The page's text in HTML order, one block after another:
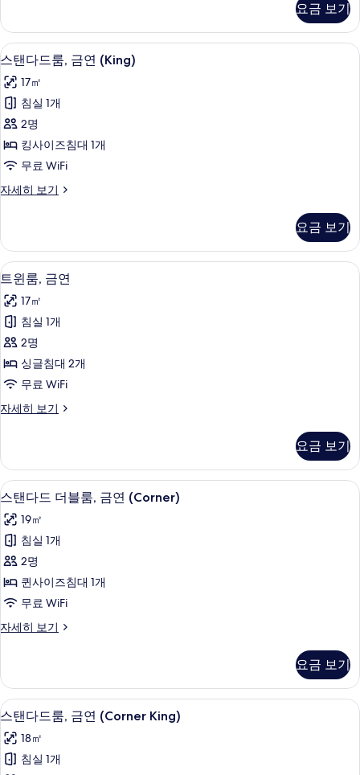
보
기
연
자
세
보
기
요금 보기
스
탠
다
드
룸,
금
(King)
진
모
두
보
기
7
스탠다드룸, 금연 (King)
17㎡
침실 1개
2명
킹사이즈침대 1개
무료 WiFi
자세히 보기
스
룸,
금
연
(King)
자
세
히
보
기
요금 보기
트
윈
룸,
금
연
사
모
보
기
9
트윈룸, 금연
17㎡
침실 1개
2명
싱글침대 2개
무료 WiFi
자세히 보기
트
연
자
세
보
기
요금 보기
스
탠
다
드
더
블
금
(Corner)
사
진
모
두
8
스탠다드 더블룸, 금연 (Corner)
19㎡
침실 1개
2명
퀸사이즈침대 1개
무료 WiFi
자세히 보기
스
더
블
룸,
연
(Corner)
자
요금 보기
스
탠
다
드
8
스탠다드룸, 금연 (Corner King)
18㎡
침실 1개